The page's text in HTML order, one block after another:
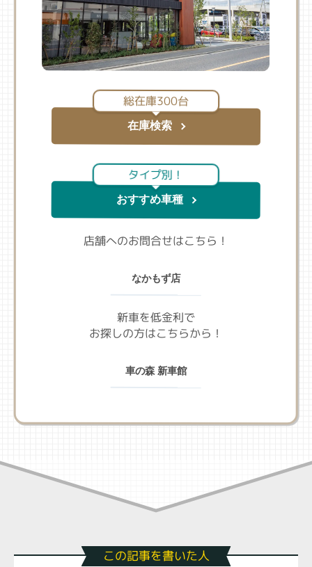
総在庫300台
在庫検索
タイプ別！
おすすめ車種
店舗へのお問合せはこちら！
なかもず店
新車を低金利で
お探しの方はこちらから！
車の森 新車館
この記事を書いた人